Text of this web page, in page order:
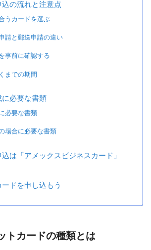
の流れと注意点
うカードを選ぶ
請と郵送申請の違い
事前に確認する
までの期間
必要な書類
必要な書類
場合に必要な書類
は「アメックスビジネスカード」
ドを申し込もう
トカードの種類とは